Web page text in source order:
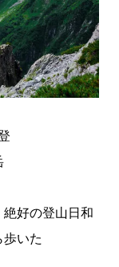
好の登山日和
いた